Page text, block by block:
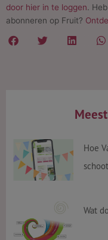
door hier in te loggen.
abonneren op Fruit?
Hoe
schoot
Wat